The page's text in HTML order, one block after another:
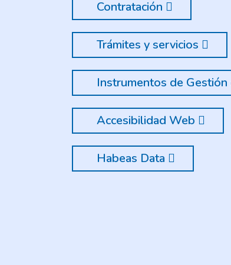
Contratación
Trámites y servicios
Instrumentos de
Accesibilidad Web
Habeas Data